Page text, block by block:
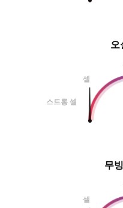
오
셀
스트롱 셀
무
셀